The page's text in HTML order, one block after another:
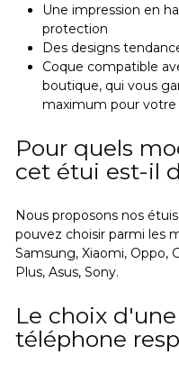
Une impression en
protection
Des designs
Coque compatible
boutique, qui vous
maximum pour votre
Pour quels
cet étui est-il
Nous proposons nos
pouvez choisir parmi les
Samsung, Xiaomi, Oppo,
Plus, Asus, Sony.
Le choix
téléphone